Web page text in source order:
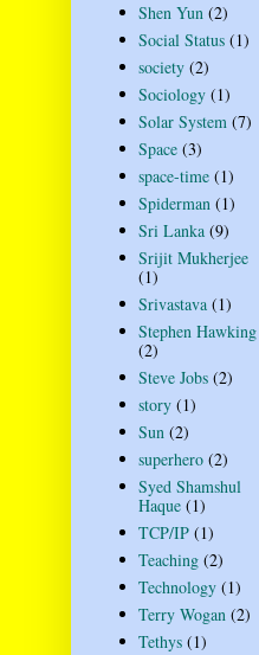
Shen Yun (2)
Social Status (1)
society (2)
Sociology (1)
Solar System (7)
Space (3)
space-time (1)
Spiderman (1)
Sri Lanka (9)
Srijit Mukherjee
(1)
Srivastava (1)
Stephen Hawking
(2)
Steve Jobs (2)
story (1)
Sun (2)
superhero (2)
Syed Shamshul
Haque (1)
TCP/IP (1)
Teaching (2)
Technology (1)
Terry Wogan (2)
Tethys (1)